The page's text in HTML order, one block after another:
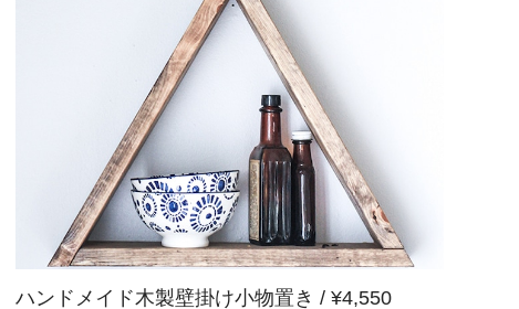
ハンドメイド木製壁掛け小物置き / ¥4,550